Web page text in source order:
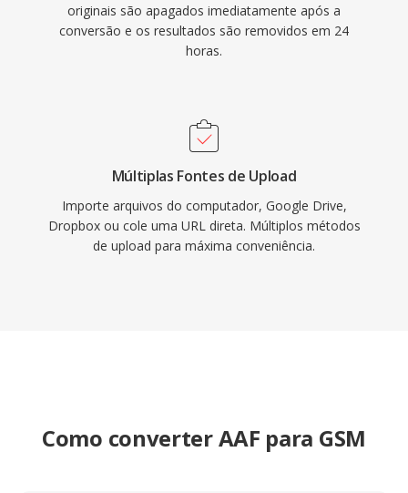
originais são apagados imediatamente após a
conversão e os resultados são removidos em 24
horas.
Múltiplas Fontes de Upload
Importe arquivos do computador, Google Drive,
Dropbox ou cole uma URL direta. Múltiplos métodos
de upload para máxima conveniência.
Como converter AAF para GSM